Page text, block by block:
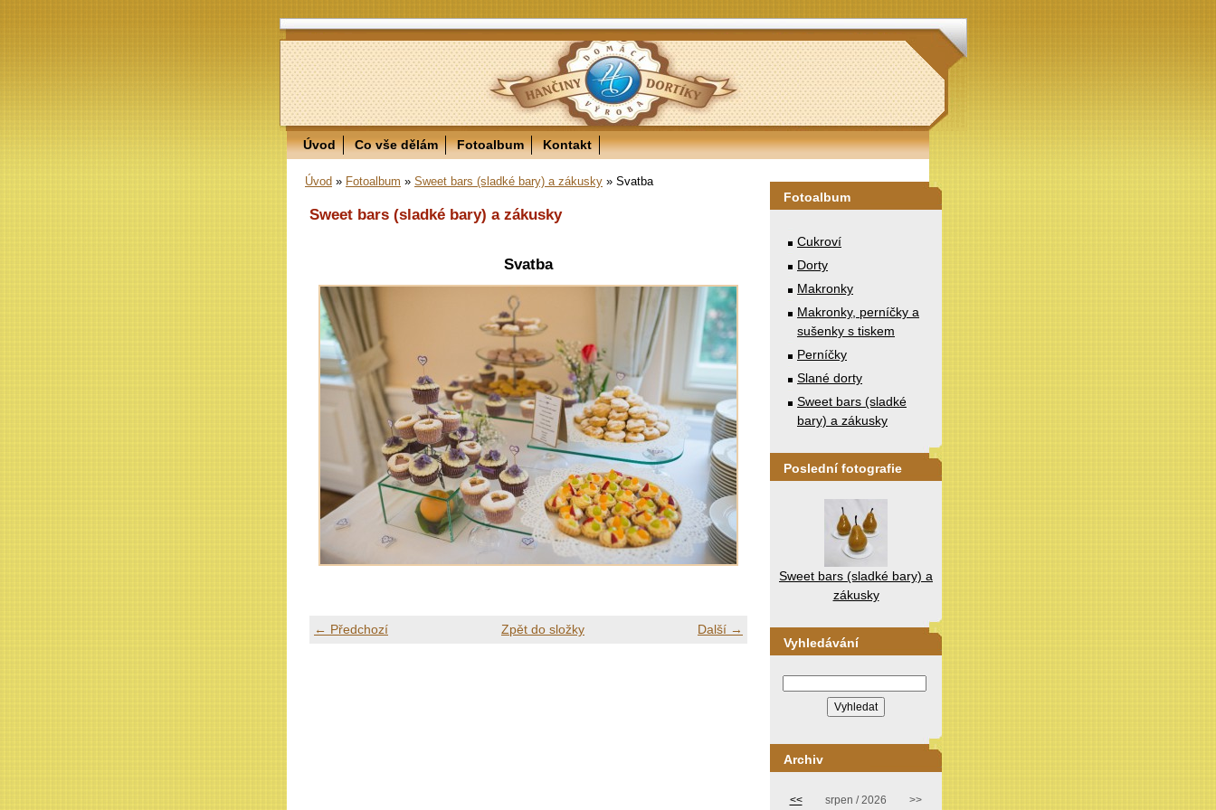
Úvod Co vše dělám Fotoalbum Kontakt
Úvod » Fotoalbum » Sweet bars (sladké bary) a zákusky » Svatba
Sweet bars (sladké bary) a zákusky
Svatba
← Předchozí Další →
Zpět do složky
Fotoalbum
Cukroví
Dorty
Makronky
Makronky, perníčky a
sušenky s tiskem
Perníčky
Slané dorty
Sweet bars (sladké
bary) a zákusky
Poslední fotografie
Sweet bars (sladké bary) a
zákusky
Vyhledávání
Archiv
<< srpen / 2026 >>